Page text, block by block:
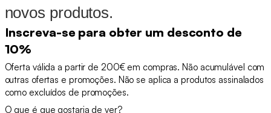
novos produtos.
Inscreva-se para obter um desconto de
10%
Oferta válida a partir de 200€ em compras. Não acumulável com
outras ofertas e promoções. Não se aplica a produtos assinalados
como excluídos de promoções.
O que é que gostaria de ver?